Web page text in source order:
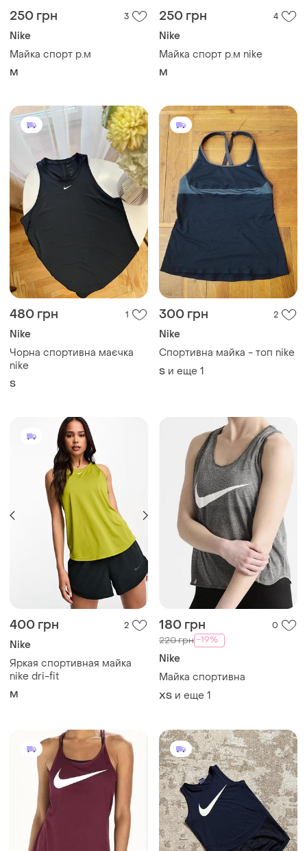
250 грн 3
Nike
Майка спорт р.м
M
250 грн 4
Nike
Майка спорт р.м nike
M
480 грн 1
Nike
Чорна спортивна маєчка
nike
S
300 грн 2
Nike
Спортивна майка - топ nike
S и еще 1
400 грн 2
Nike
Яркая спортивная майка
nike dri-fit
M
180 грн 0
220 грн -19%
Nike
Майка спортивна
ХS и еще 1